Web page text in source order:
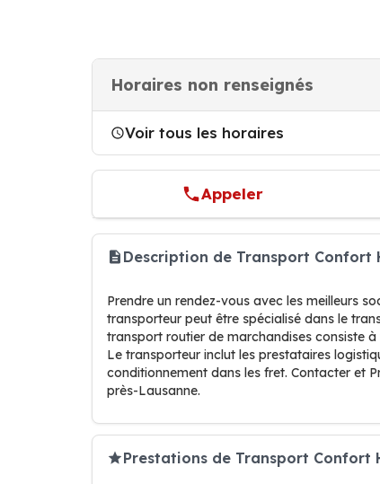
Horaires non renseignés
Voir tous les horaires
Appeler
Description de Transport Confort
Prendre un rendez-vous avec les meilleurs
transporteur peut être spécialisé dans le
transport routier de marchandises consiste
Le transporteur inclut les prestataires
conditionnement dans les fret. Contacter et
près-Lausanne.
Prestations de Transport Confort